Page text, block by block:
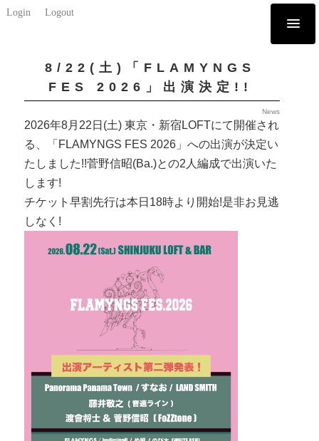
Login Logout
8/22(土)「FLAMYNGS
FES 2026」出演決定!!
News
2026年8月22日(土) 東京・新宿LOFTにて開催され
る、「FLAMYNGS FES 2026」への出演が決定い
たしました!!菅野信昭(Ba.)との2人編成で出演いた
します!
チケット早割先行は本日18時より開始!是非お見逃
しなく!